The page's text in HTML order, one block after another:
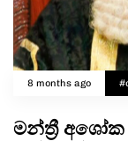
8 months ago
මන්ත්‍රී